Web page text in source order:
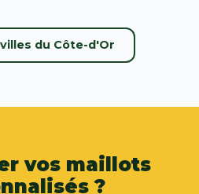
du Côte-d'Or
vos maillots
?